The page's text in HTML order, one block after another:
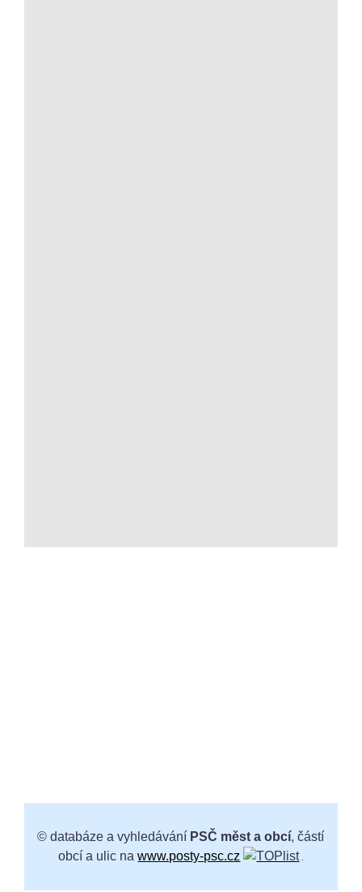
© databáze a vyhledávání PSČ měst a obcí, částí
obcí a ulic nawww.posty-psc.cz